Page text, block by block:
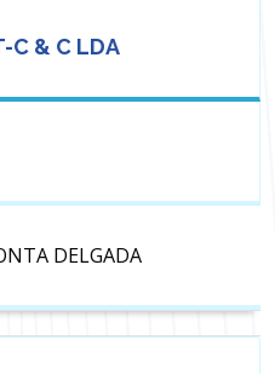
C & C LDA
DELGADA